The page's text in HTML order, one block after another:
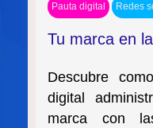
Pauta digital Redes
Tu marca en
Descubre
digital
marca con